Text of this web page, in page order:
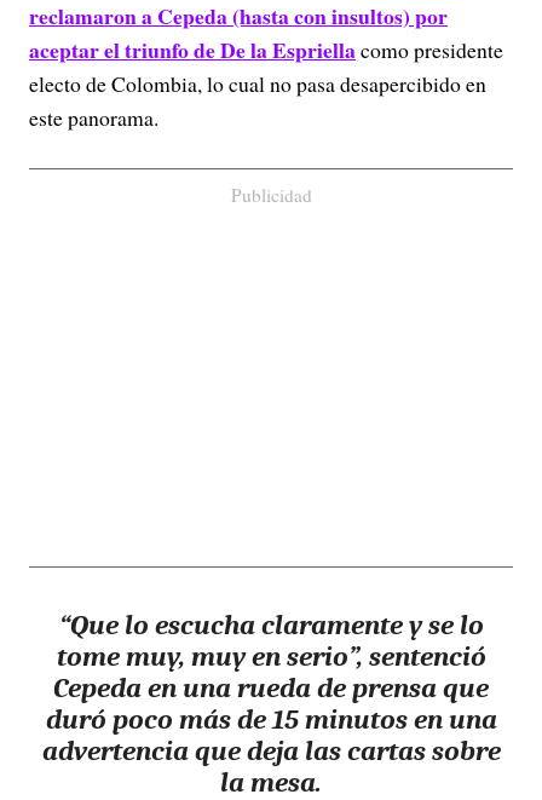
reclamaron a Cepeda (hasta con insultos) por
aceptar el triunfo de De la Espriellacomo presidente
electo de Colombia, lo cual no pasa desapercibido en
este panorama.
Publicidad
“Que lo escucha claramente y se lo
tome muy, muy en serio”, sentenció
Cepeda en una rueda de prensa que
duró poco más de 15 minutos en una
advertencia que deja las cartas sobre
la mesa.